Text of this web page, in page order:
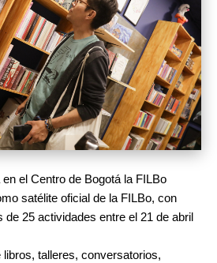
el Centro de Bogotá la FILBo
satélite oficial de la FILBo, con
de 25 actividades entre el 21 de abril
libros, talleres, conversatorios,